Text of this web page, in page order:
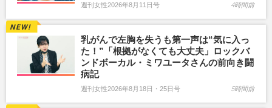
週刊女性2026年8月11日号 4時間前
乳がんで左胸を失うも第一声は“気に入っ
た！”「根拠がなくても大丈夫」ロックバ
ンドボーカル・ミワユータさんの前向き闘
病記
週刊女性2026年8月18日・25日号 5時間前